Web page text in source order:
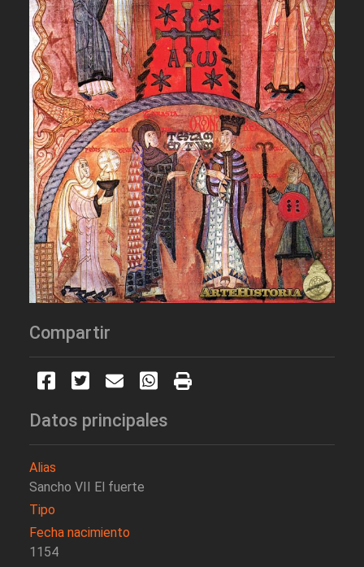
Compartir
Datos principales
Alias
Sancho VII El fuerte
Tipo
Fecha nacimiento
1154